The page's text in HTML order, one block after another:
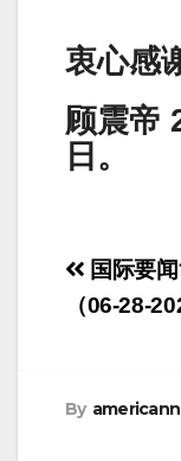
衷心感
顾震帝
日。
Post
国际要
（06-28-
By